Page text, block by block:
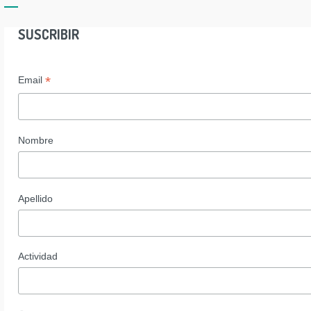
SUSCRIBIR
Email *
Nombre
Apellido
Actividad